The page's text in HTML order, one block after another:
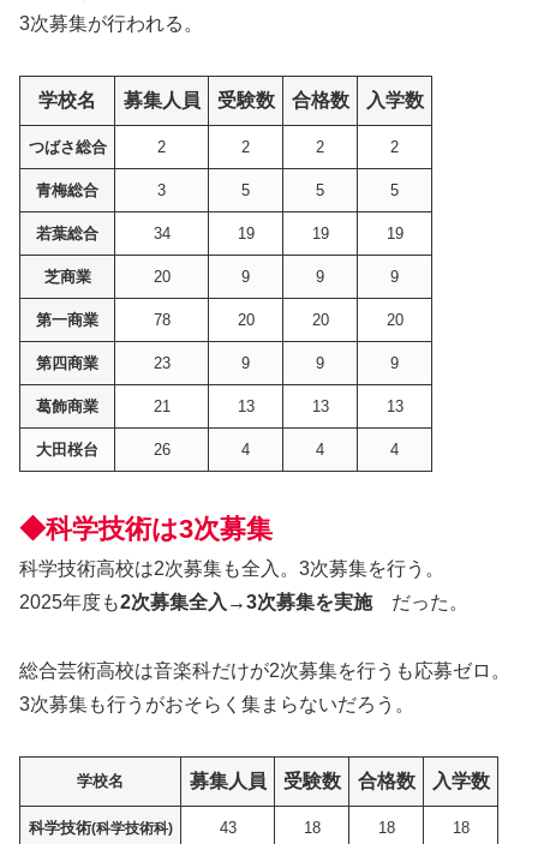
3次募集が行われる。
学校名 募集人員 受験数 合格数 入学数
つばさ総合 2 2 2 2
青梅総合 3 5 5 5
若葉総合 34 19 19 19
芝商業 20 9 9 9
第一商業 78 20 20 20
第四商業 23 9 9 9
葛飾商業 21 13 13 13
大田桜台 26 4 4 4
◆科学技術は3次募集
科学技術高校は2次募集も全入。3次募集を行う。
2025年度も2次募集全入→3次募集を実施だった。
総合芸術高校は音楽科だけが2次募集を行うも応募ゼロ。
3次募集も行うがおそらく集まらないだろう。
学校名 募集人員 受験数 合格数 入学数
科学技術(科学技術科) 43 18 18 18